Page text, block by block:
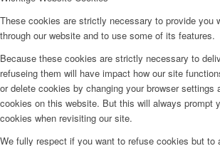
These cookies are strictly necessary to provide you
through our website and to use some of its features.
Because these cookies are strictly necessary to
refuseing them will have impact how our site
or delete cookies by changing your browser settings
cookies on this website. But this will always prompt
cookies when revisiting our site.
We fully respect if you want to refuse cookies but to